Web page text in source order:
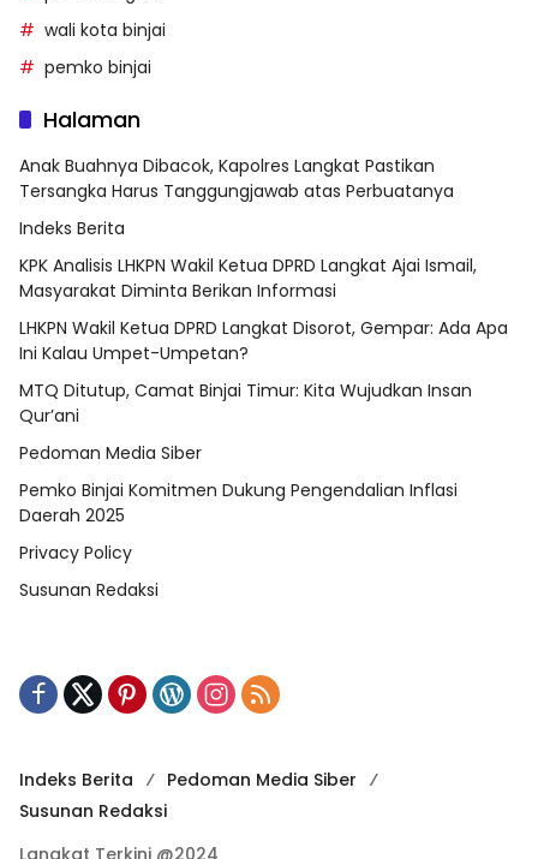
wali kota binjai
pemko binjai
Halaman
Anak Buahnya Dibacok, Kapolres Langkat Pastikan
Tersangka Harus Tanggungjawab atas Perbuatanya
Indeks Berita
KPK Analisis LHKPN Wakil Ketua DPRD Langkat Ajai Ismail,
Masyarakat Diminta Berikan Informasi
LHKPN Wakil Ketua DPRD Langkat Disorot, Gempar: Ada Apa
Ini Kalau Umpet-Umpetan?
MTQ Ditutup, Camat Binjai Timur: Kita Wujudkan Insan
Qur’ani
Pedoman Media Siber
Pemko Binjai Komitmen Dukung Pengendalian Inflasi
Daerah 2025
Privacy Policy
Susunan Redaksi
Indeks Berita
Pedoman Media Siber
Susunan Redaksi
Langkat Terkini @2024